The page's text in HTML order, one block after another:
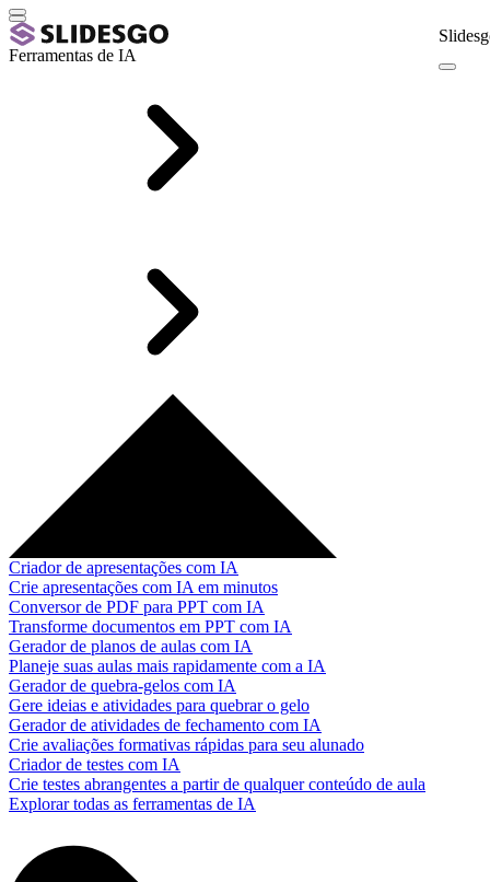
Ferramentas de IA
Criador de apresentações com IA
Crie apresentações com IA em minutos
Conversor de PDF para PPT com IA
Transforme documentos em PPT com IA
Gerador de planos de aulas com IA
Planeje suas aulas mais rapidamente com a IA
Gerador de quebra-gelos com IA
Gere ideias e atividades para quebrar o gelo
Gerador de atividades de fechamento com IA
Crie avaliações formativas rápidas para seu alunado
Criador de testes com IA
Crie testes abrangentes a partir de qualquer conteúdo de aula
Explorar todas as ferramentas de IA